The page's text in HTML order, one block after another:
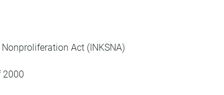
Act (INKSNA)
2000